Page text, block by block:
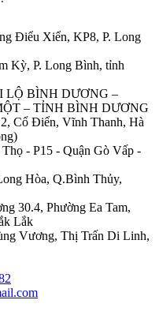
Điểu Xiển, KP8, P. Long
Kỳ, P. Long Bình, tỉnh
LỘ BÌNH DƯƠNG –
– TỈNH BÌNH DƯƠNG
Cổ Điển, Vĩnh Thanh, Hà
- P15 - Quận Gò Vấp -
Hòa, Q.Bình Thủy,
30.4, Phường Ea Tam,
Lắk
Vương, Thị Trấn Di Linh,